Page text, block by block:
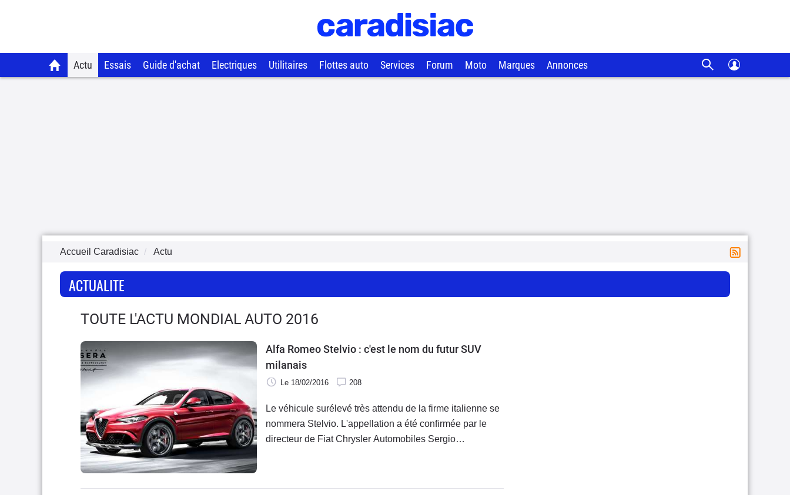
Actu Essais Guide d'achat Electriques Utilitaires Flottes auto Services Forum Moto Marques Annonces
Accueil Caradisiac Actu
ACTUALITE
TOUTE L'ACTU MONDIAL AUTO 2016
Alfa Romeo Stelvio : c'est le nom du futur SUV
milanais
Le 18/02/2016 208
Le véhicule surélevé très attendu de la firme italienne se
nommera Stelvio. L'appellation a été confirmée par le
directeur de Fiat Chrysler Automobiles Sergio